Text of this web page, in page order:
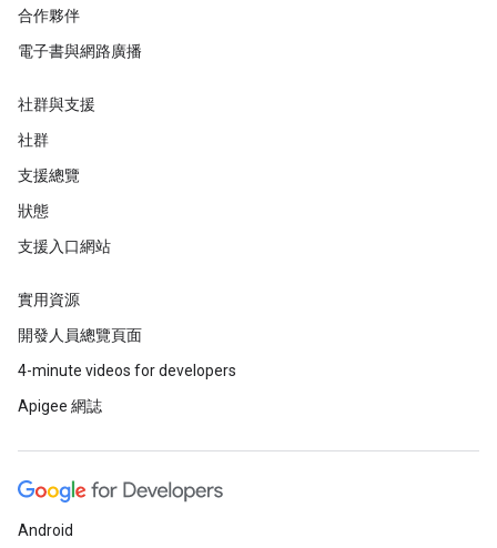
合作夥伴
電子書與網路廣播
社群與支援
社群
支援總覽
狀態
支援入口網站
實用資源
開發人員總覽頁面
4-minute videos for developers
Apigee 網誌
Android